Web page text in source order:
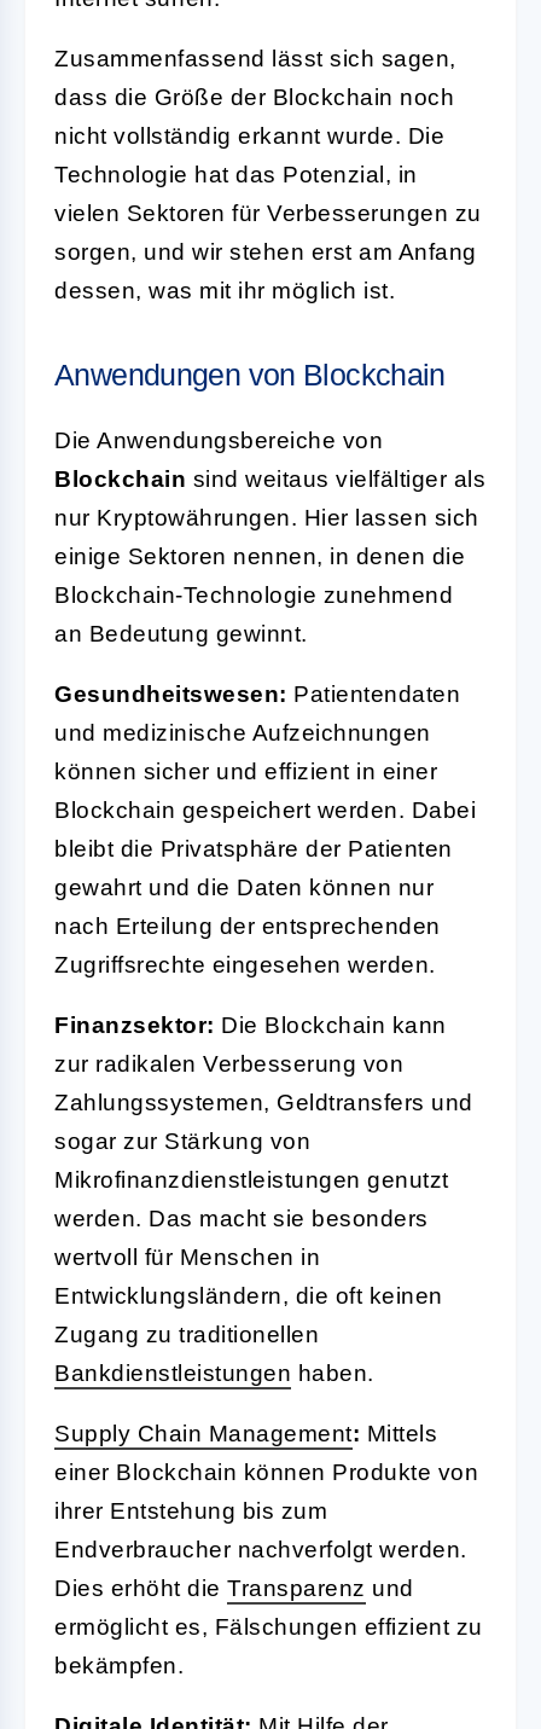
Zusammenfassend lässt sich sagen,
dass die Größe der Blockchain noch
nicht vollständig erkannt wurde. Die
Technologie hat das Potenzial, in
vielen Sektoren für Verbesserungen zu
sorgen, und wir stehen erst am Anfang
dessen, was mit ihr möglich ist.
Anwendungen von Blockchain
Die Anwendungsbereiche von
Blockchain sind weitaus vielfältiger als
nur Kryptowährungen. Hier lassen sich
einige Sektoren nennen, in denen die
Blockchain-Technologie zunehmend
an Bedeutung gewinnt.
Gesundheitswesen: Patientendaten
und medizinische Aufzeichnungen
können sicher und effizient in einer
Blockchain gespeichert werden. Dabei
bleibt die Privatsphäre der Patienten
gewahrt und die Daten können nur
nach Erteilung der entsprechenden
Zugriffsrechte eingesehen werden.
Finanzsektor: Die Blockchain kann
zur radikalen Verbesserung von
Zahlungssystemen, Geldtransfers und
sogar zur Stärkung von
Mikrofinanzdienstleistungen genutzt
werden. Das macht sie besonders
wertvoll für Menschen in
Entwicklungsländern, die oft keinen
Zugang zu traditionellen
Bankdienstleistungen haben.
Supply Chain Management: Mittels
einer Blockchain können Produkte von
ihrer Entstehung bis zum
Endverbraucher nachverfolgt werden.
Dies erhöht die Transparenz und
ermöglicht es, Fälschungen effizient zu
bekämpfen.